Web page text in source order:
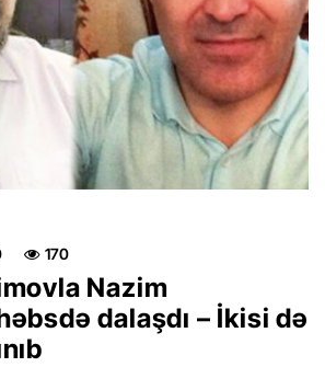
170
Nazim
dalaşdı – İkisi də